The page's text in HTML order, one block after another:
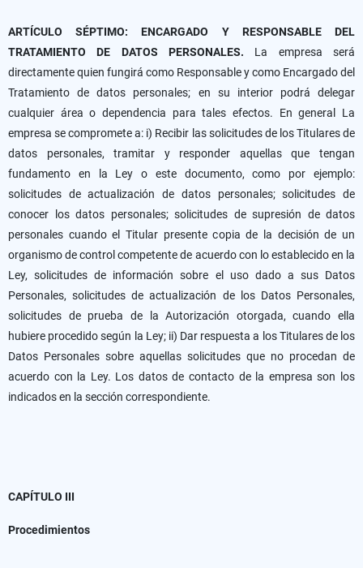
ARTÍCULO SÉPTIMO: ENCARGADO Y RESPONSABLE DEL
TRATAMIENTO DE DATOS PERSONALES. La empresa será
directamente quien fungirá como Responsable y como Encargado del
Tratamiento de datos personales; en su interior podrá delegar
cualquier área o dependencia para tales efectos. En general La
empresa se compromete a: i) Recibir las solicitudes de los Titulares de
datos personales, tramitar y responder aquellas que tengan
fundamento en la Ley o este documento, como por ejemplo:
solicitudes de actualización de datos personales; solicitudes de
conocer los datos personales; solicitudes de supresión de datos
personales cuando el Titular presente copia de la decisión de un
organismo de control competente de acuerdo con lo establecido en la
Ley, solicitudes de información sobre el uso dado a sus Datos
Personales, solicitudes de actualización de los Datos Personales,
solicitudes de prueba de la Autorización otorgada, cuando ella
hubiere procedido según la Ley; ii) Dar respuesta a los Titulares de los
Datos Personales sobre aquellas solicitudes que no procedan de
acuerdo con la Ley. Los datos de contacto de la empresa son los
indicados en la sección correspondiente.
CAPÍTULO III
Procedimientos